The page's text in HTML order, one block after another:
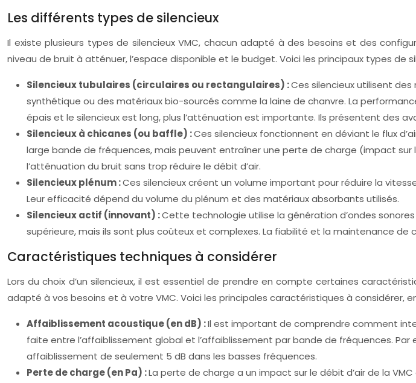
Les différents types de silencieux
Il existe plusieurs types de silencieux VMC, chacun adapté à des besoins et des
niveau de bruit à atténuer, l’espace disponible et le budget. Voici les principaux types
Silencieux tubulaires (circulaires ou rectangulaires) :Ces silencieux utilisent
synthétique ou des matériaux bio-sourcés comme la laine de chanvre. La
épais et le silencieux est long, plus l’atténuation est importante. Ils présentent des
Silencieux à chicanes (ou baffle) :Ces silencieux fonctionnent en déviant le flux
large bande de fréquences, mais peuvent entraîner une perte de charge (impact
l’atténuation du bruit sans trop réduire le débit d’air.
Silencieux plénum :Ces silencieux créent un volume important pour réduire la
Leur efficacité dépend du volume du plénum et des matériaux absorbants utilisés.
Silencieux actif (innovant) :Cette technologie utilise la génération d’ondes
supérieure, mais ils sont plus coûteux et complexes. La fiabilité et la maintenance
Caractéristiques techniques à considérer
Lors du choix d’un silencieux, il est essentiel de prendre en compte certaines
adapté à vos besoins et à votre VMC. Voici les principales caractéristiques à considérer,
Affaiblissement acoustique (en dB) :Il est important de comprendre comment
faite entre l’affaiblissement global et l’affaiblissement par bande de fréquences.
affaiblissement de seulement 5 dB dans les basses fréquences.
Perte de charge (en Pa) :La perte de charge a un impact sur le débit d’air de la